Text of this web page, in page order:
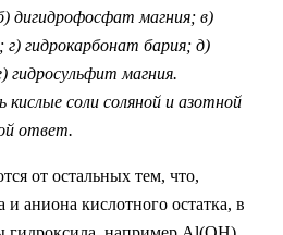
дигидрофосфат магния; в)
гидрокарбонат бария; д)
гидросульфит магния.
соли соляной и азотной
ответ.
от остальных тем, что,
аниона кислотного остатка, в